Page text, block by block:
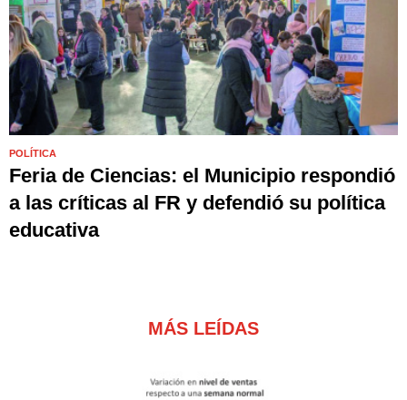
POLÍTICA
Feria de Ciencias: el Municipio respondió
a las críticas al FR y defendió su política
educativa
MÁS LEÍDAS